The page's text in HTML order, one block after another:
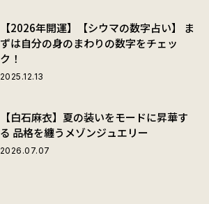
【2026年開運】【シウマの数字占い】 ま
ずは自分の身のまわりの数字をチェッ
ク！
2025.12.13
【白石麻衣】夏の装いをモードに昇華す
る 品格を纏うメゾンジュエリー
2026.07.07